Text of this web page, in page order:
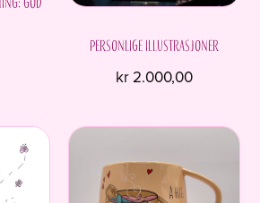
God
Personlige illustrasjoner
kr2.000,00